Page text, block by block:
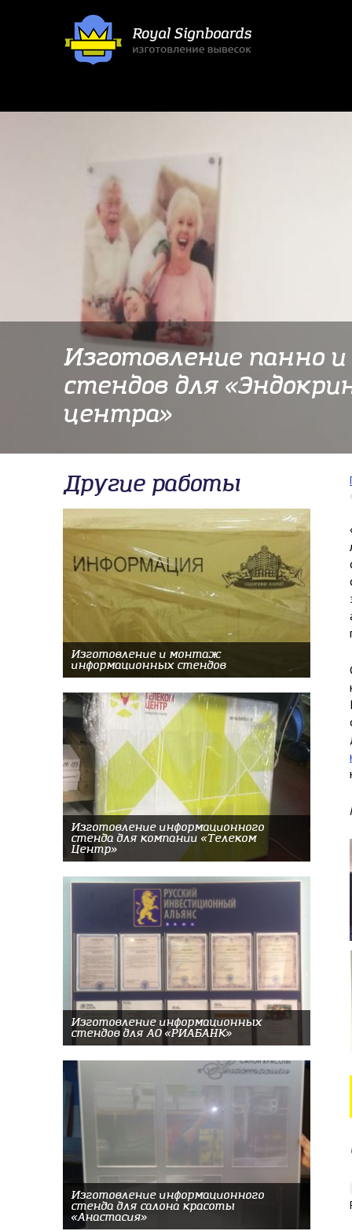
Изготовление панно
стендов для
центра»
Другие работы
Изготовление и монтаж
информационных стендов
Изготовление информационного
стенда для компании «Телеком
Центр»
Изготовление информационных
стендов для АО «РИАБАНК»
Изготовление информационного
стенда для салона красоты
«Анастасия»